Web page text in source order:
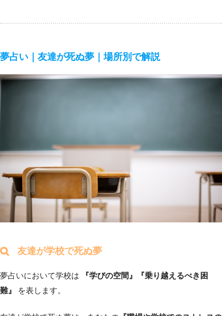
夢占い｜友達が死ぬ夢｜場所別で解説
友達が学校で死ぬ夢
夢占いにおいて学校は
『学びの空間』『乗り越えるべき困
難』
を表します。